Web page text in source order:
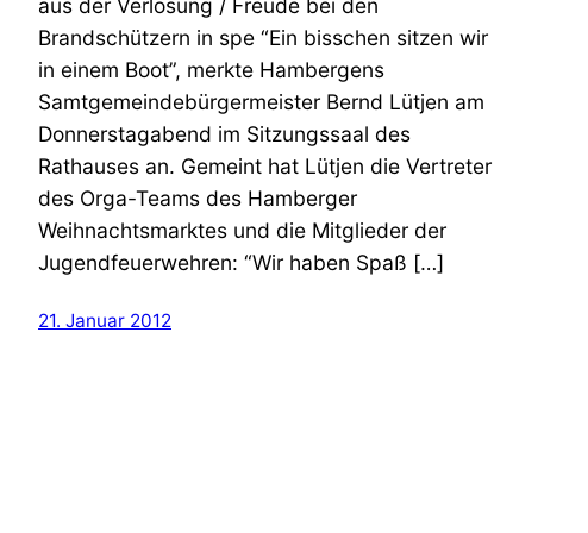
Brandschützern in spe “Ein bisschen sitzen wir
in einem Boot”, merkte Hambergens
Samtgemeindebürgermeister Bernd Lütjen am
Donnerstagabend im Sitzungssaal des
Rathauses an. Gemeint hat Lütjen die Vertreter
des Orga-Teams des Hamberger
Weihnachtsmarktes und die Mitglieder der
Jugendfeuerwehren: “Wir haben Spaß […]
21. Januar 2012